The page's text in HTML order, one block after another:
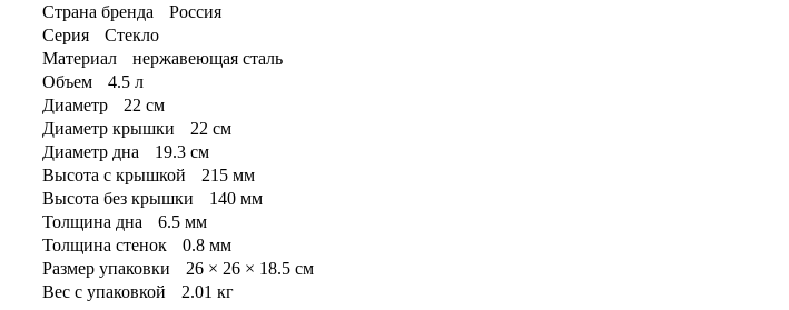
Страна бренда
Россия
Серия
Стекло
Материал
нержавеющая сталь
Объем
4.5 л
Диаметр
22 см
Диаметр крышки
22 см
Диаметр дна
19.3 см
Высота с крышкой
215 мм
Высота без крышки
140 мм
Толщина дна
6.5 мм
Толщина стенок
0.8 мм
Размер упаковки
26 × 26 × 18.5 см
Вес с упаковкой
2.01 кг